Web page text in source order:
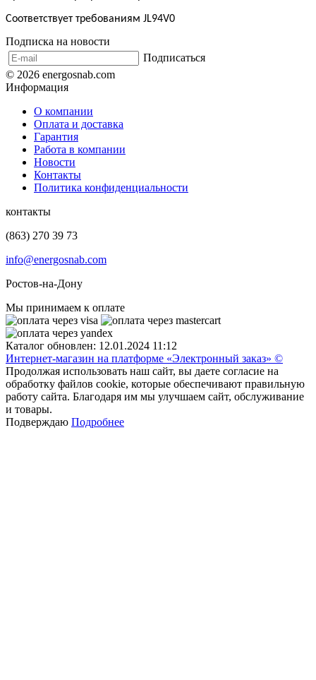
Соответствует требованиям JL94V0
Подписка на новости
Подписаться
© 2026 energosnab.com
Информация
О компании
Оплата и доставка
Гарантия
Работа в компании
Новости
Контакты
Политика конфиденциальности
контакты
(863) 270 39 73
info@energosnab.com
Ростов-на-Дону
Мы принимаем к оплате
Каталог обновлен: 12.01.2024 11:12
Интернет-магазин на платформе «Электронный заказ» ©
Продолжая использовать наш сайт, вы даете согласие на
обработку файлов cookie, которые обеспечивают правильную
работу сайта. Благодаря им мы улучшаем сайт, обслуживание
и товары.
Подверждаю Подробнее